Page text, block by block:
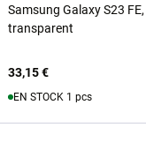
Samsung Galaxy S23 FE,
transparent
33,15 €
EN STOCK 1 pcs